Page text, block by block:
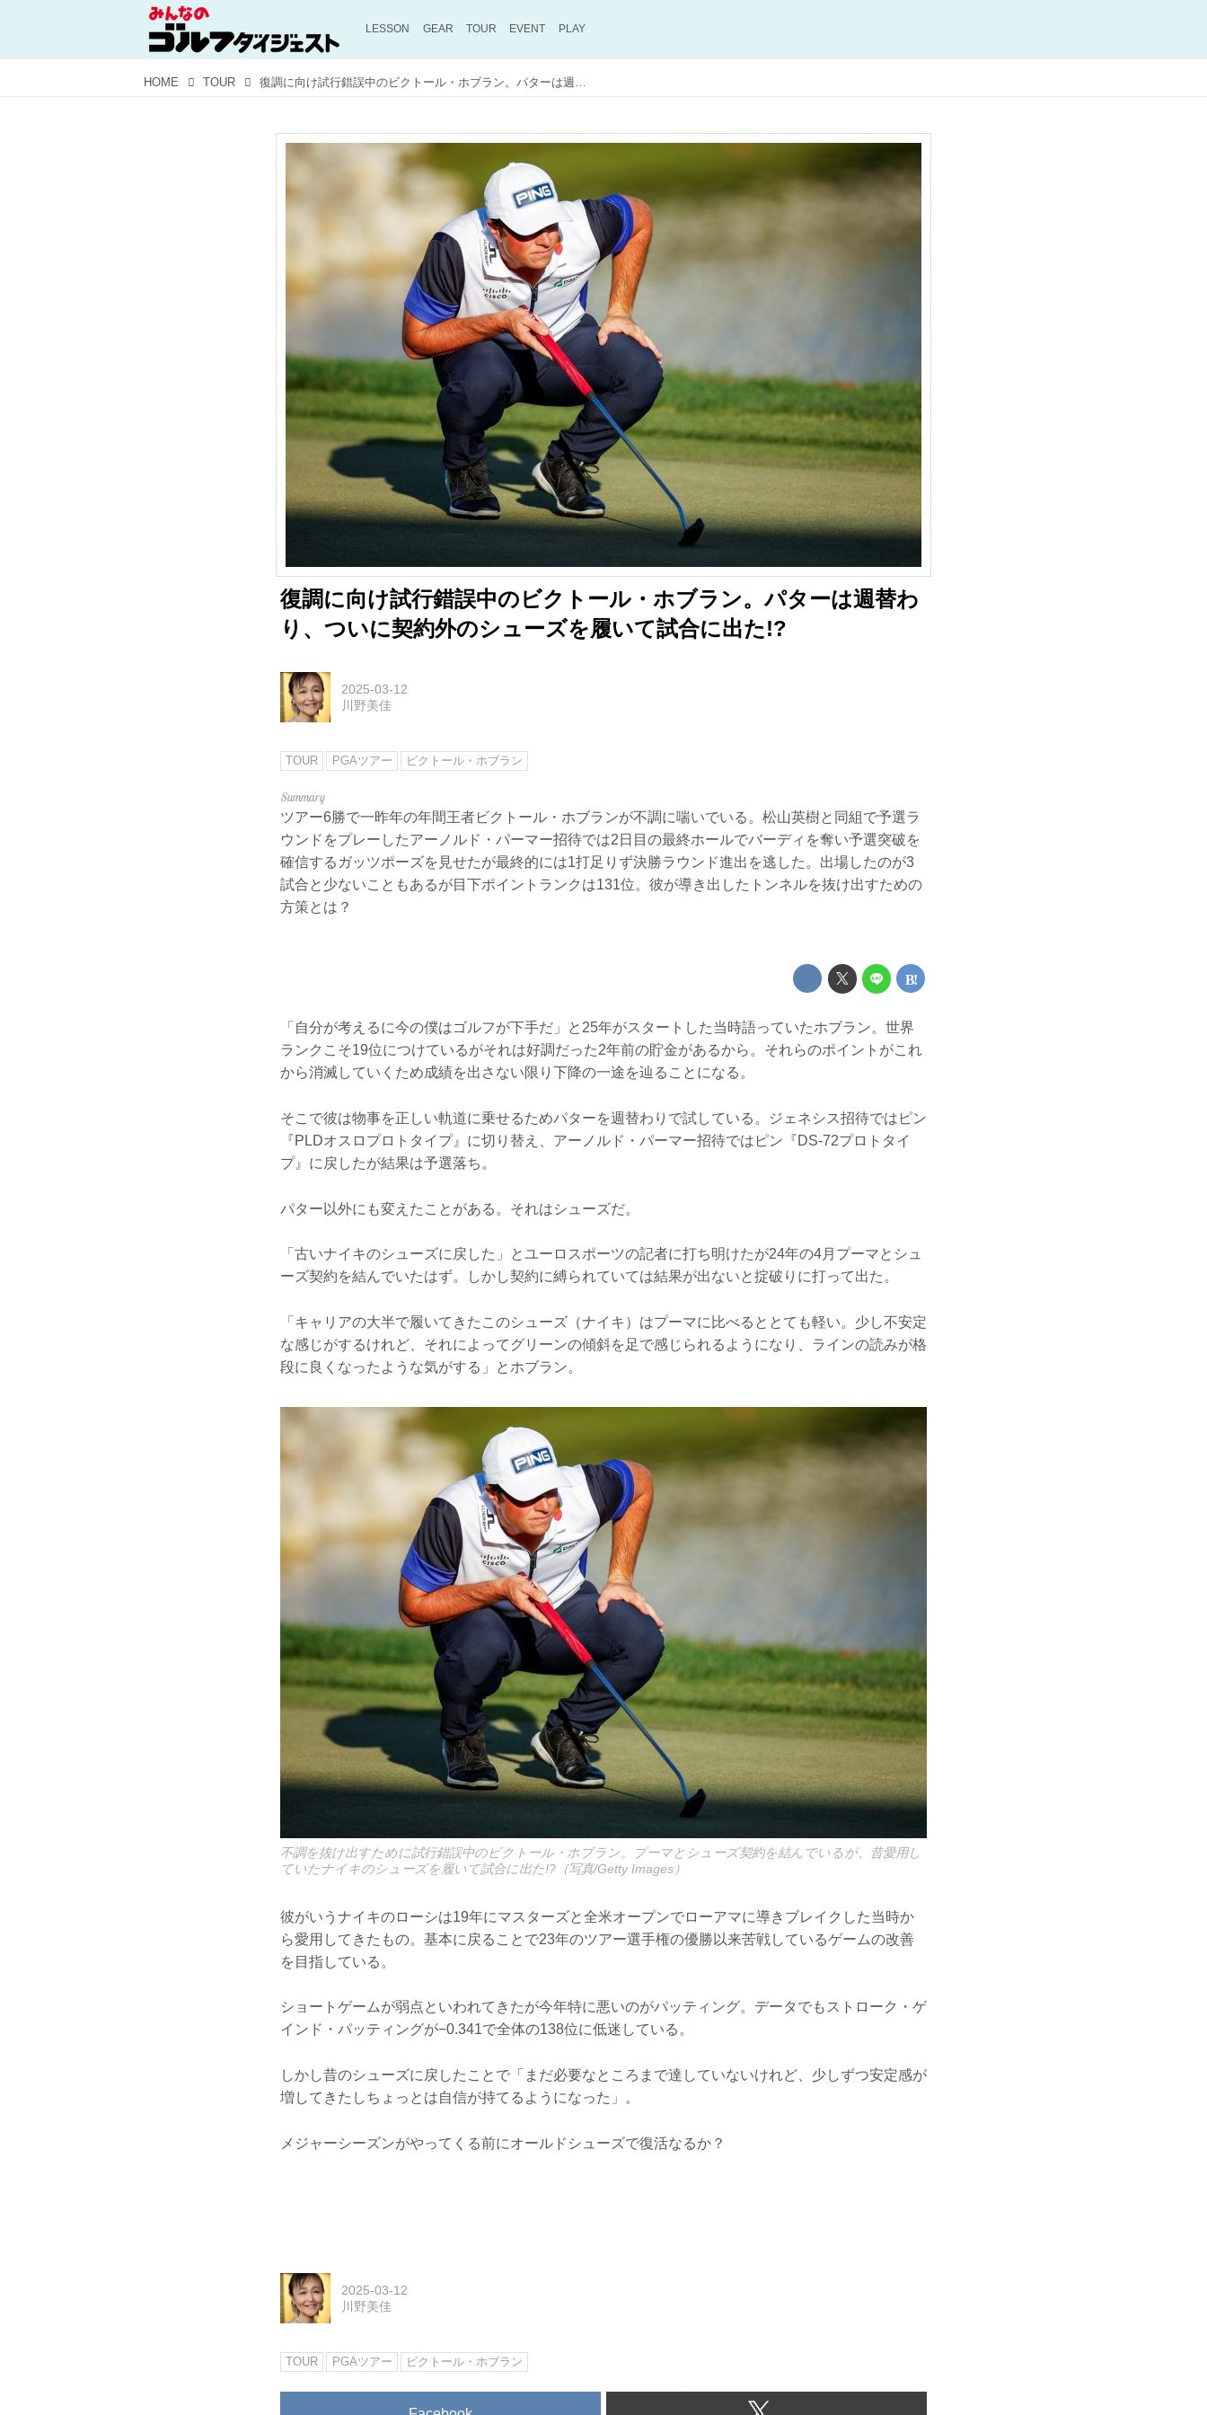
LESSON GEAR TOUR EVENT PLAY
HOME TOUR 復調に向け試行錯誤中のビクトール・ホブラン。パターは週替わり、ついに契約外のシューズを履いて試合に出た!?
復調に向け試行錯誤中のビクトール・ホブラン。パターは週替わ
り、ついに契約外のシューズを履いて試合に出た!?
2025-03-12
川野美佳
TOUR PGAツアー ビクトール・ホブラン
ツアー6勝で一昨年の年間王者ビクトール・ホブランが不調に喘いでいる。松山英樹と同組で予選ラ
ウンドをプレーしたアーノルド・パーマー招待では2日目の最終ホールでバーディを奪い予選突破を
確信するガッツポーズを見せたが最終的には1打足りず決勝ラウンド進出を逃した。出場したのが3
試合と少ないこともあるが目下ポイントランクは131位。彼が導き出したトンネルを抜け出すための
方策とは？
「自分が考えるに今の僕はゴルフが下手だ」と25年がスタートした当時語っていたホブラン。世界
ランクこそ19位につけているがそれは好調だった2年前の貯金があるから。それらのポイントがこれ
から消滅していくため成績を出さない限り下降の一途を辿ることになる。
そこで彼は物事を正しい軌道に乗せるためパターを週替わりで試している。ジェネシス招待ではピン
『PLDオスロプロトタイプ』に切り替え、アーノルド・パーマー招待ではピン『DS-72プロトタイ
プ』に戻したが結果は予選落ち。
パター以外にも変えたことがある。それはシューズだ。
「古いナイキのシューズに戻した」とユーロスポーツの記者に打ち明けたが24年の4月プーマとシュ
ーズ契約を結んでいたはず。しかし契約に縛られていては結果が出ないと掟破りに打って出た。
「キャリアの大半で履いてきたこのシューズ（ナイキ）はプーマに比べるととても軽い。少し不安定
な感じがするけれど、それによってグリーンの傾斜を足で感じられるようになり、ラインの読みが格
段に良くなったような気がする」とホブラン。
不調を抜け出すために試行錯誤中のビクトール・ホブラン。プーマとシューズ契約を結んでいるが、昔愛用し
ていたナイキのシューズを履いて試合に出た!?（写真/Getty Images）
彼がいうナイキのローシは19年にマスターズと全米オープンでローアマに導きブレイクした当時か
ら愛用してきたもの。基本に戻ることで23年のツアー選手権の優勝以来苦戦しているゲームの改善
を目指している。
ショートゲームが弱点といわれてきたが今年特に悪いのがパッティング。データでもストローク・ゲ
インド・パッティングが−0.341で全体の138位に低迷している。
しかし昔のシューズに戻したことで「まだ必要なところまで達していないけれど、少しずつ安定感が
増してきたしちょっとは自信が持てるようになった」。
メジャーシーズンがやってくる前にオールドシューズで復活なるか？
2025-03-12
川野美佳
TOUR PGAツアー ビクトール・ホブラン